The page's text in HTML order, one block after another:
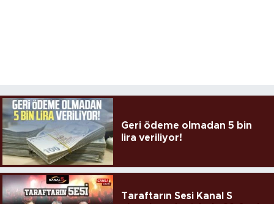
Geri ödeme olmadan 5 bin
lira veriliyor!
Taraftarın Sesi Kanal S